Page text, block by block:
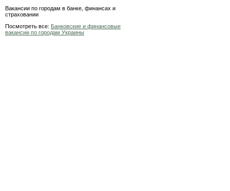
Вакансии по городам в банке, финансах и
страховании
Посмотреть все: Банковские и финансовые
вакансии по городам Украины